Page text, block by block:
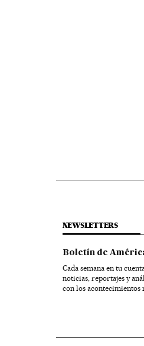
NEWSLETTERS
Boletín de
Cada semana en tu
noticias, reportajes y
con los acontecimientos